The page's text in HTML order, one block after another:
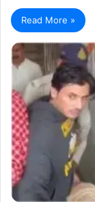
Read More »